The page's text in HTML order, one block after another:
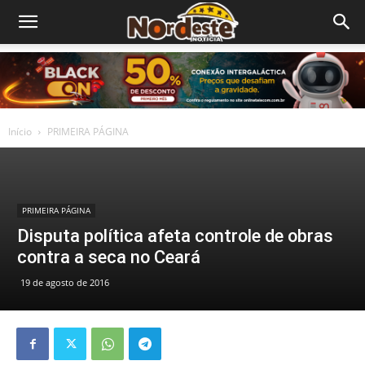
Início PRIMEIRA PÁGINA
PRIMEIRA PÁGINA
Disputa política afeta controle de obras
contra a seca no Ceará
19 de agosto de 2016